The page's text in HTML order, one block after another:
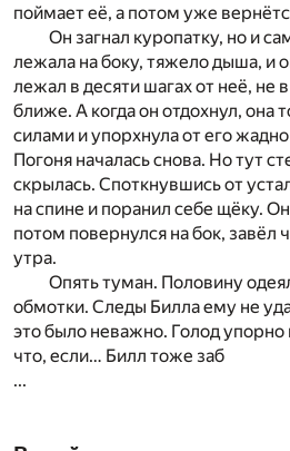
поймает её, а потом уже
Он загнал куропатку, но и
лежала на боку, тяжело дыша, и
лежал в десяти шагах от неё, не
ближе. А когда он отдохнул, она
силами и упорхнула от его
Погоня началась снова. Но тут
скрылась. Споткнувшись от
на спине и поранил себе щёку.
потом повернулся на бок, завёл
утра.
Опять туман. Половину
обмотки. Следы Билла ему не
это было неважно. Голод упорно
что, если… Билл тоже заб
...